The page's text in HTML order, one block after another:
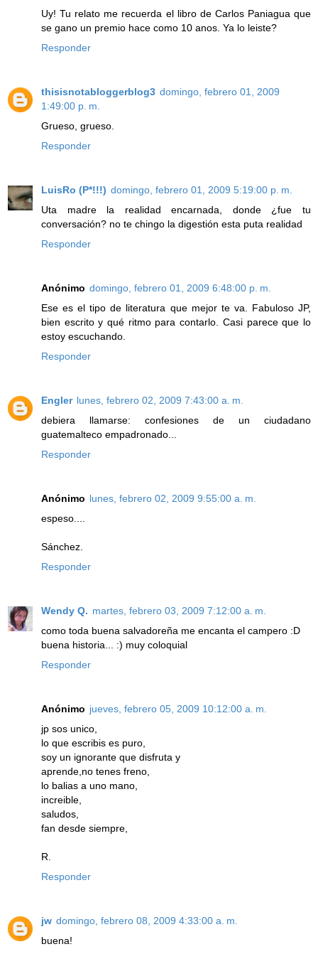
Uy! Tu relato me recuerda el libro de Carlos Paniagua que
se gano un premio hace como 10 anos. Ya lo leiste?
Responder
thisisnotabloggerblog3 domingo, febrero 01, 2009
1:49:00 p. m.
Grueso, grueso.
Responder
LuisRo (P*!!!) domingo, febrero 01, 2009 5:19:00 p. m.
Uta madre la realidad encarnada, donde ¿fue tu
conversación? no te chingo la digestión esta puta realidad
Responder
Anónimo domingo, febrero 01, 2009 6:48:00 p. m.
Ese es el tipo de literatura que mejor te va. Fabuloso JP,
bien escrito y qué ritmo para contarlo. Casi parece que lo
estoy escuchando.
Responder
Engler lunes, febrero 02, 2009 7:43:00 a. m.
debiera llamarse: confesiones de un ciudadano
guatemalteco empadronado...
Responder
Anónimo lunes, febrero 02, 2009 9:55:00 a. m.
espeso....
Sánchez.
Responder
Wendy Q. martes, febrero 03, 2009 7:12:00 a. m.
como toda buena salvadoreña me encanta el campero :D
buena historia... :) muy coloquial
Responder
Anónimo jueves, febrero 05, 2009 10:12:00 a. m.
jp sos unico,
lo que escribis es puro,
soy un ignorante que disfruta y
aprende,no tenes freno,
lo balias a uno mano,
increible,
saludos,
fan desde siempre,
R.
Responder
jw domingo, febrero 08, 2009 4:33:00 a. m.
buena!